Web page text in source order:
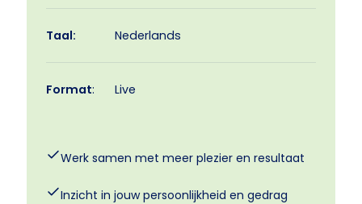
Taal: Nederlands
Format: Live
Werk samen met meer plezier en resultaat
Inzicht in jouw persoonlijkheid en gedrag